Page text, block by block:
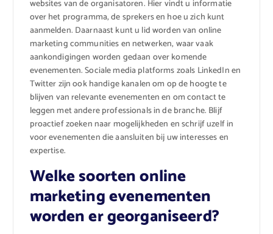
websites van de organisatoren. Hier vindt u informatie
over het programma, de sprekers en hoe u zich kunt
aanmelden. Daarnaast kunt u lid worden van online
marketing communities en netwerken, waar vaak
aankondigingen worden gedaan over komende
evenementen. Sociale media platforms zoals LinkedIn en
Twitter zijn ook handige kanalen om op de hoogte te
blijven van relevante evenementen en om contact te
leggen met andere professionals in de branche. Blijf
proactief zoeken naar mogelijkheden en schrijf uzelf in
voor evenementen die aansluiten bij uw interesses en
expertise.
Welke soorten online
marketing evenementen
worden er georganiseerd?